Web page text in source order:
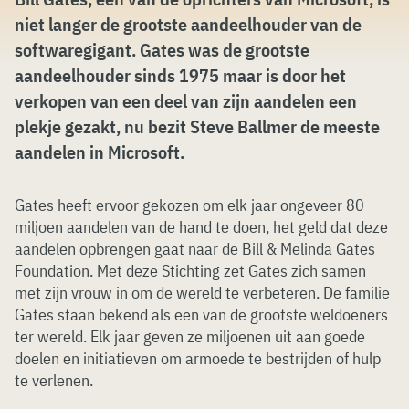
niet langer de grootste aandeelhouder van de
softwaregigant. Gates was de grootste
aandeelhouder sinds 1975 maar is door het
verkopen van een deel van zijn aandelen een
plekje gezakt, nu bezit Steve Ballmer de meeste
aandelen in Microsoft.
Gates heeft ervoor gekozen om elk jaar ongeveer 80
miljoen aandelen van de hand te doen, het geld dat deze
aandelen opbrengen gaat naar de Bill & Melinda Gates
Foundation. Met deze Stichting zet Gates zich samen
met zijn vrouw in om de wereld te verbeteren. De familie
Gates staan bekend als een van de grootste weldoeners
ter wereld. Elk jaar geven ze miljoenen uit aan goede
doelen en initiatieven om armoede te bestrijden of hulp
te verlenen.